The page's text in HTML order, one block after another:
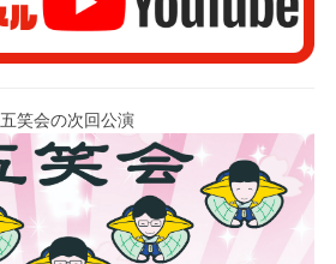
五笑会の次回公演